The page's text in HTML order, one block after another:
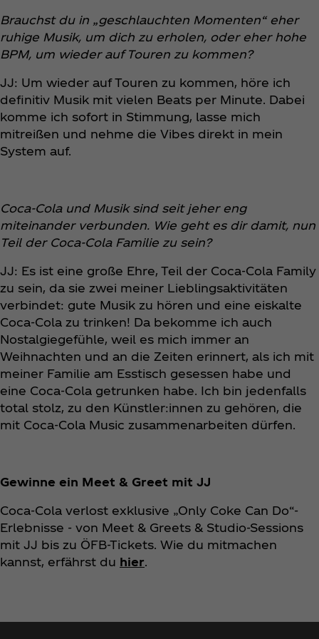
Brauchst du in „geschlauchten Momenten“ eher
ruhige Musik, um dich zu erholen, oder eher hohe
BPM, um wieder auf Touren zu kommen?
JJ: Um wieder auf Touren zu kommen, höre ich
definitiv Musik mit vielen Beats per Minute. Dabei
komme ich sofort in Stimmung, lasse mich
mitreißen und nehme die Vibes direkt in mein
System auf.
Coca‑Cola und Musik sind seit jeher eng
miteinander verbunden. Wie geht es dir damit, nun
Teil der Coca‑Cola Familie zu sein?
JJ: Es ist eine große Ehre, Teil der Coca‑Cola Family
zu sein, da sie zwei meiner Lieblingsaktivitäten
verbindet: gute Musik zu hören und eine eiskalte
Coca‑Cola zu trinken! Da bekomme ich auch
Nostalgiegefühle, weil es mich immer an
Weihnachten und an die Zeiten erinnert, als ich mit
meiner Familie am Esstisch gesessen habe und
eine Coca‑Cola getrunken habe. Ich bin jedenfalls
total stolz, zu den Künstler:innen zu gehören, die
mit Coca‑Cola Music zusammenarbeiten dürfen.
Gewinne ein Meet & Greet mit JJ
Coca‑Cola verlost exklusive „Only Coke Can Do“-
Erlebnisse - von Meet & Greets & Studio-Sessions
mit JJ bis zu ÖFB-Tickets. Wie du mitmachen
kannst, erfährst du hier